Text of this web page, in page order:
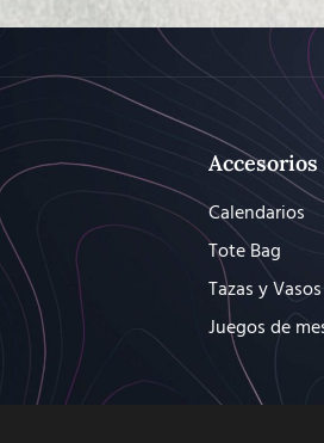
Accesorios
Calendarios
Tote Bag
Tazas y Vasos
Juegos de